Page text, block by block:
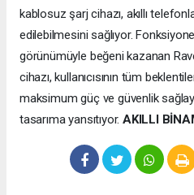
kablosuz şarj cihazı, akıllı
edilebilmesini sağlıyor.
görünümüyle beğeni kazanan
cihazı, kullanıcısının tüm
maksimum güç ve güvenlik
tasarıma yansıtıyor. AKILLI